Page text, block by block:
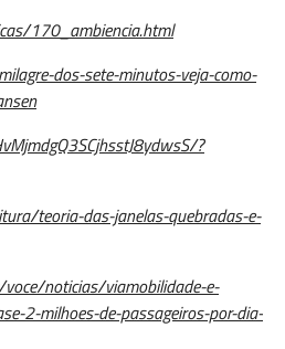
170_ambiencia.html
dos-sete-minutos-veja-como-
?
teoria-das-janelas-quebradas-e-
noticias/viamobilidade-e-
2-milhoes-de-passageiros-por-dia-